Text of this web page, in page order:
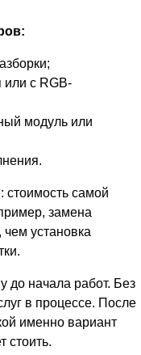
или с RGB-
модуль или
стоимость самой
замена
чем установка
до начала работ. Без
в процессе. После
именно вариант
стоить.